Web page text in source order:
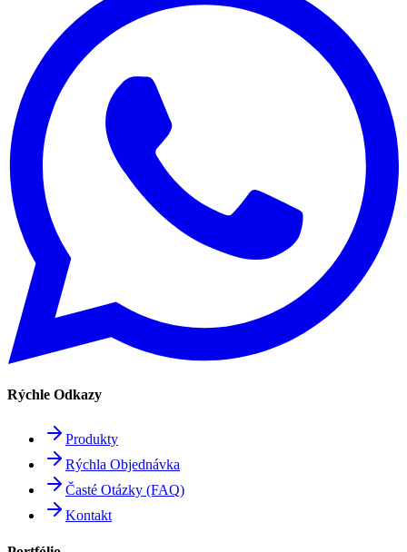
Rýchle Odkazy
Produkty
Rýchla Objednávka
Časté Otázky (FAQ)
Kontakt